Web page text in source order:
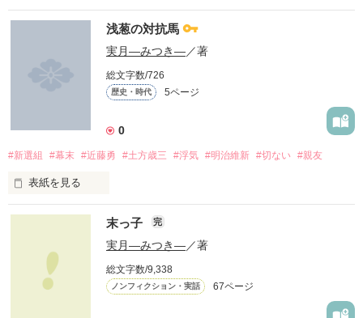
作品中よく、貴方という言葉が出てきます。
貴女という表現もありますが、
貴女は、高貴な女性に言う言葉で、
作者は、葉月と近藤の仲がとても良いことを表現するために、
わざと貴方を使用しています。
いで貴方という表現にかえています。
  そのため、幾分か読みにくい部分があると思いますが、ご理
解をよろしくお願いします。
作品を読む
何気無い日々の中で起きる
それぞれの悪夢をきっかけに
四角関係の青春物語が
悪者は誰ですか…？
浅葱の対抗馬
実月―みつき―／著
総文字数/726
歴史・時代 5ページ
0
#新選組 #幕末 #近藤勇 #土方歳三 #浮気 #明治維新 #切ない #親友
表紙を見る
浅葱の贖罪の続編です。
今回は土方目線でストーリーを進めたいと思います。
末っ子 完
実月―みつき―／著
総文字数/9,338
ノンフィクション・実話 67ページ